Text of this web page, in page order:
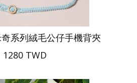
系列絨毛公仔手機背夾
1280 TWD